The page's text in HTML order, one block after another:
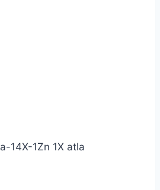
14X-1Zn 1X atla